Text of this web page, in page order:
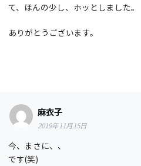
て、ほんの少し、ホッとしました。
ありがとうございます。
麻衣子
2019年11月15日
今、まさに、、
です(笑)